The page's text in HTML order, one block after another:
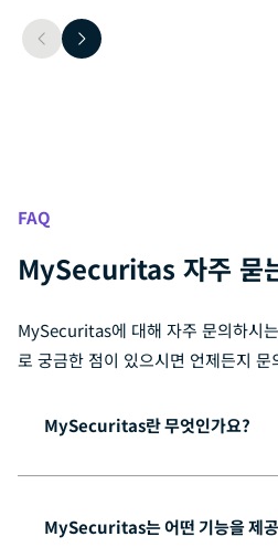
FAQ
MySecuritas 자주 묻
MySecuritas에 대해 자주 문의하시
로 궁금한 점이 있으시면 언제든지 문
MySecuritas란 무엇인가요?
MySecuritas는 어떤 기능을 제